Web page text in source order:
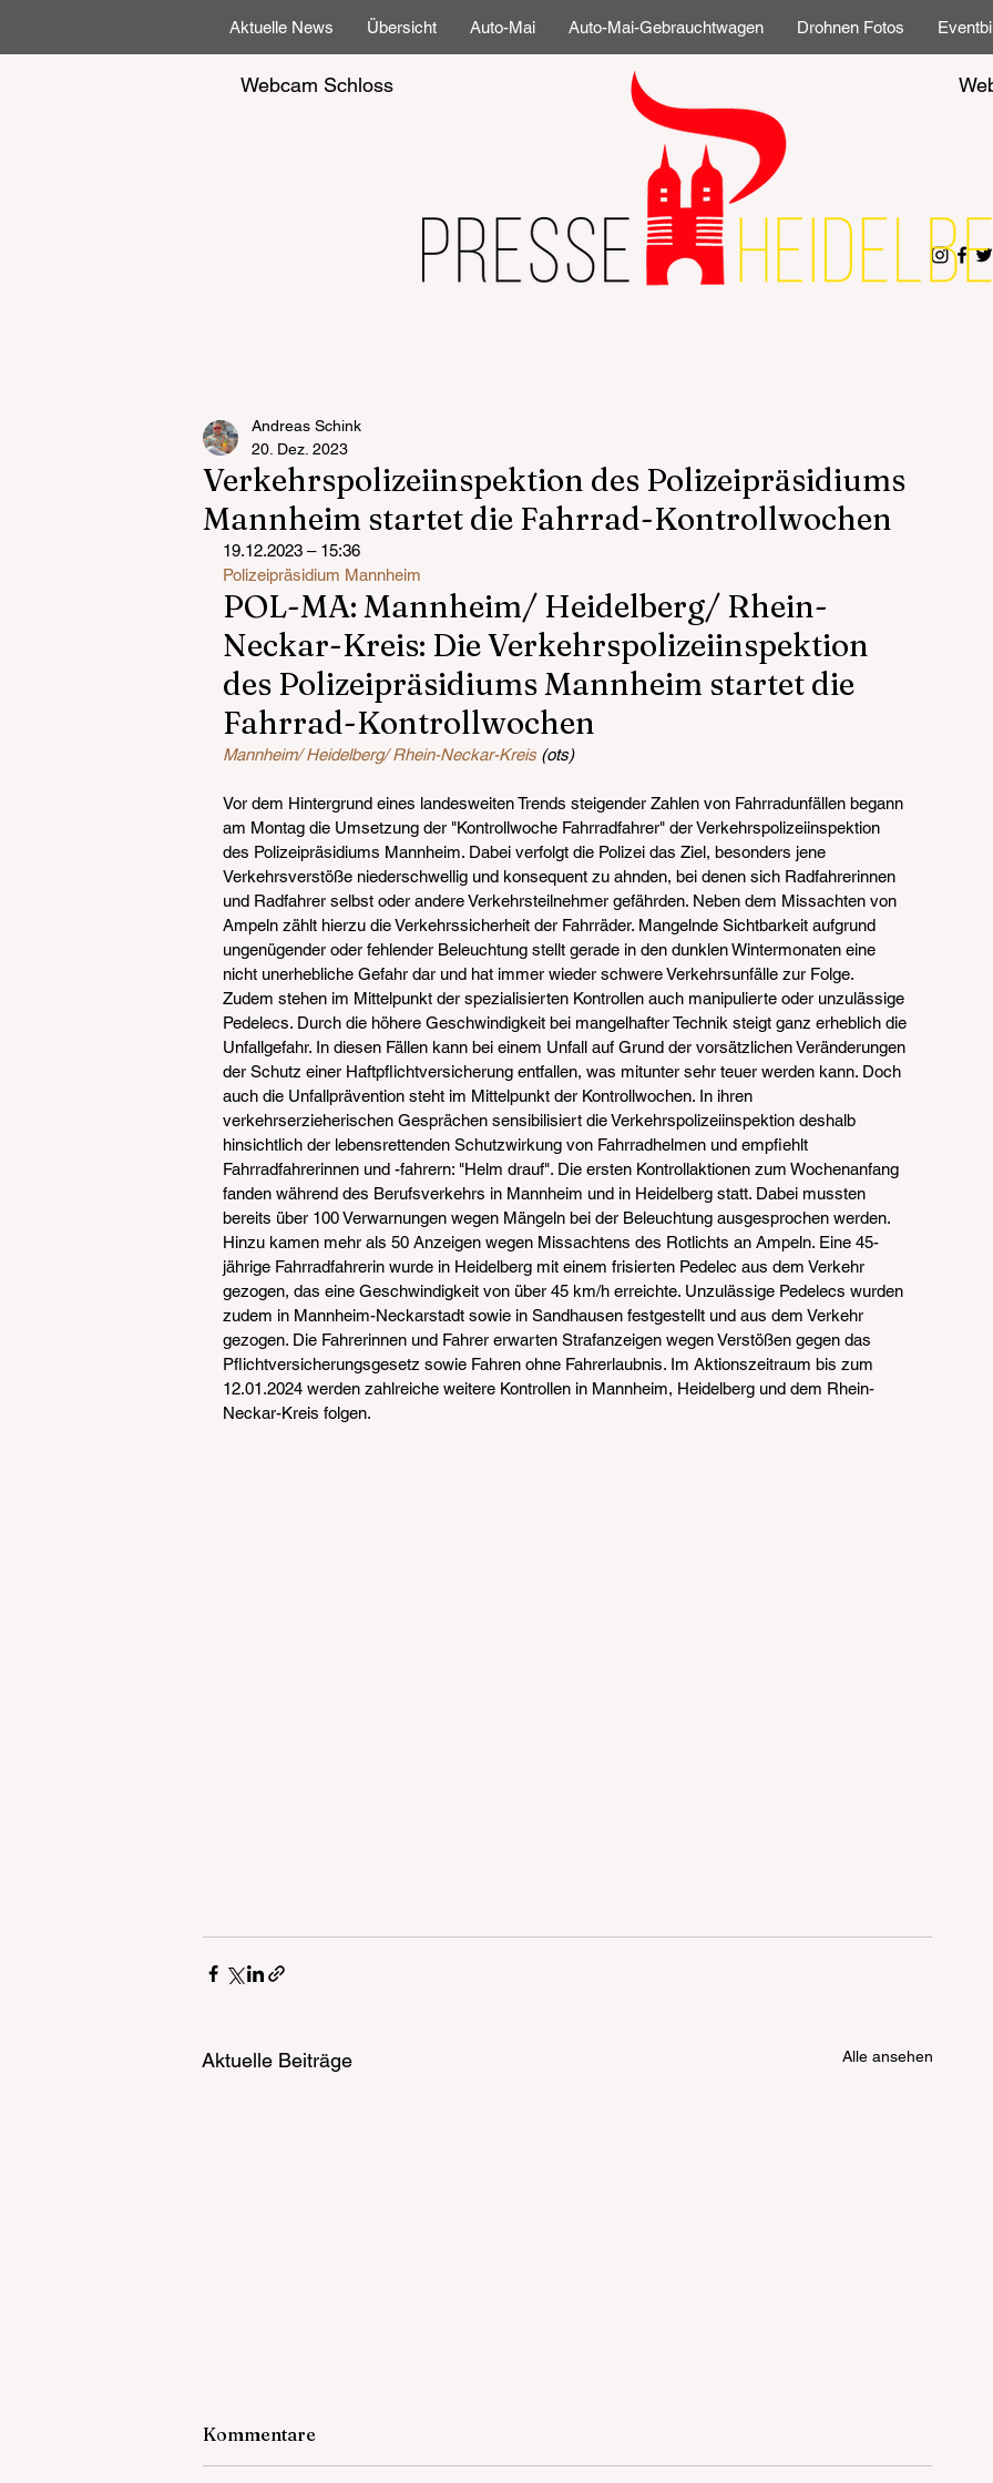
Aktuelle News Übersicht Auto-Mai Auto-Mai-Gebrauchtwagen Drohnen Fotos
Webcam Schloss
Verkehrspolizeiinspektion des Polizeipräsidiums
Mannheim startet die Fahrrad-Kontrollwochen
Andreas Schink
20. Dez. 2023
19.12.2023 – 15:36
Polizeipräsidium Mannheim
POL-MA: Mannheim/ Heidelberg/ Rhein-
Neckar-Kreis: Die Verkehrspolizeiinspektion
des Polizeipräsidiums Mannheim startet die
Fahrrad-Kontrollwochen
Mannheim/ Heidelberg/ Rhein-Neckar-Kreis (ots)
Vor dem Hintergrund eines landesweiten Trends steigender Zahlen von Fahrradunfällen begann
am Montag die Umsetzung der "Kontrollwoche Fahrradfahrer" der Verkehrspolizeiinspektion
des Polizeipräsidiums Mannheim. Dabei verfolgt die Polizei das Ziel, besonders jene
Verkehrsverstöße niederschwellig und konsequent zu ahnden, bei denen sich Radfahrerinnen
und Radfahrer selbst oder andere Verkehrsteilnehmer gefährden. Neben dem Missachten von
Ampeln zählt hierzu die Verkehrssicherheit der Fahrräder. Mangelnde Sichtbarkeit aufgrund
ungenügender oder fehlender Beleuchtung stellt gerade in den dunklen Wintermonaten eine
nicht unerhebliche Gefahr dar und hat immer wieder schwere Verkehrsunfälle zur Folge.
Zudem stehen im Mittelpunkt der spezialisierten Kontrollen auch manipulierte oder unzulässige
Pedelecs. Durch die höhere Geschwindigkeit bei mangelhafter Technik steigt ganz erheblich die
Unfallgefahr. In diesen Fällen kann bei einem Unfall auf Grund der vorsätzlichen Veränderungen
der Schutz einer Haftpflichtversicherung entfallen, was mitunter sehr teuer werden kann. Doch
auch die Unfallprävention steht im Mittelpunkt der Kontrollwochen. In ihren
verkehrserzieherischen Gesprächen sensibilisiert die Verkehrspolizeiinspektion deshalb
hinsichtlich der lebensrettenden Schutzwirkung von Fahrradhelmen und empfiehlt
Fahrradfahrerinnen und -fahrern: "Helm drauf". Die ersten Kontrollaktionen zum Wochenanfang
fanden während des Berufsverkehrs in Mannheim und in Heidelberg statt. Dabei mussten
bereits über 100 Verwarnungen wegen Mängeln bei der Beleuchtung ausgesprochen werden.
Hinzu kamen mehr als 50 Anzeigen wegen Missachtens des Rotlichts an Ampeln. Eine 45-
jährige Fahrradfahrerin wurde in Heidelberg mit einem frisierten Pedelec aus dem Verkehr
gezogen, das eine Geschwindigkeit von über 45 km/h erreichte. Unzulässige Pedelecs wurden
zudem in Mannheim-Neckarstadt sowie in Sandhausen festgestellt und aus dem Verkehr
gezogen. Die Fahrerinnen und Fahrer erwarten Strafanzeigen wegen Verstößen gegen das
Pflichtversicherungsgesetz sowie Fahren ohne Fahrerlaubnis. Im Aktionszeitraum bis zum
12.01.2024 werden zahlreiche weitere Kontrollen in Mannheim, Heidelberg und dem Rhein-
Neckar-Kreis folgen.
Aktuelle Beiträge Alle ansehen
Kommentare